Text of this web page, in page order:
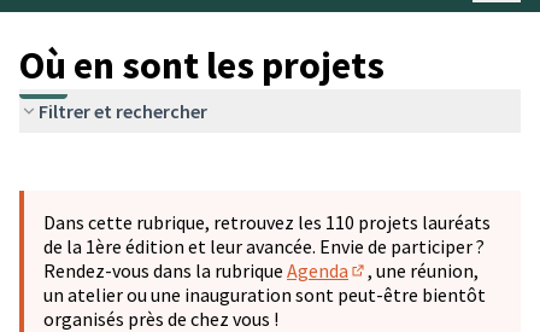
Où en sont les projets
Filtrer et rechercher
−
Dans cette rubrique, retrouvez les 110 projets lauréats
de la 1ère édition et leur avancée. Envie de participer ?
Rendez-vous dans la rubrique Agenda
(S'ouvre dans un
, une réunion,
un atelier ou une inauguration sont peut-être bientôt
organisés près de chez vous !